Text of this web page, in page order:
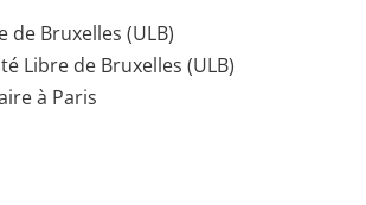
de Bruxelles (ULB)
Libre de Bruxelles (ULB)
à Paris